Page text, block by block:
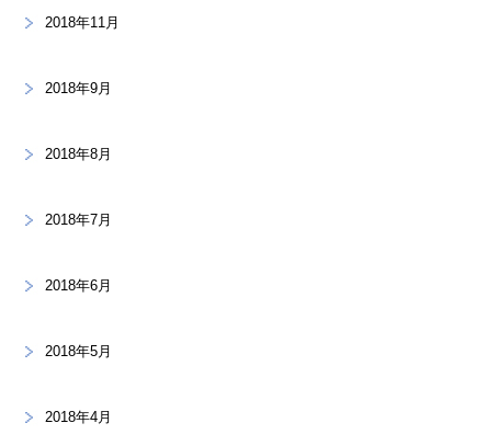
2018年11月
2018年9月
2018年8月
2018年7月
2018年6月
2018年5月
2018年4月